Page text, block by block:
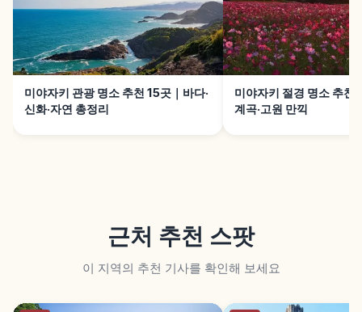
미야자키 관광 명소 추천 15곳｜바다·
신화·자연 총정리
미야자키 절경 명소 추천
계곡·고원 만끽
근처 추천 스팟
이 지역의 추천 기사를 확인해 보세요